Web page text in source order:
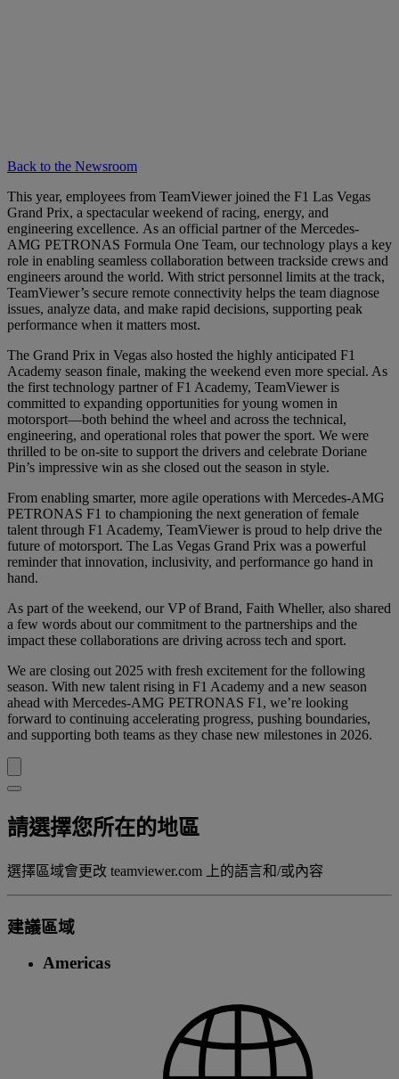
Back to the Newsroom
This year, employees from TeamViewer joined the F1 Las Vegas
Grand Prix, a spectacular weekend of racing, energy, and
engineering excellence. As an official partner of the Mercedes-
AMG PETRONAS Formula One Team, our technology plays a key
role in enabling seamless collaboration between trackside crews and
engineers around the world. With strict personnel limits at the track,
TeamViewer’s secure remote connectivity helps the team diagnose
issues, analyze data, and make rapid decisions, supporting peak
performance when it matters most.
The Grand Prix in Vegas also hosted the highly anticipated F1
Academy season finale, making the weekend even more special. As
the first technology partner of F1 Academy, TeamViewer is
committed to expanding opportunities for young women in
motorsport—both behind the wheel and across the technical,
engineering, and operational roles that power the sport. We were
thrilled to be on-site to support the drivers and celebrate Doriane
Pin’s impressive win as she closed out the season in style.
From enabling smarter, more agile operations with Mercedes-AMG
PETRONAS F1 to championing the next generation of female
talent through F1 Academy, TeamViewer is proud to help drive the
future of motorsport. The Las Vegas Grand Prix was a powerful
reminder that innovation, inclusivity, and performance go hand in
hand.
As part of the weekend, our VP of Brand, Faith Wheller, also shared
a few words about our commitment to the partnerships and the
impact these collaborations are driving across tech and sport.
We are closing out 2025 with fresh excitement for the following
season. With new talent rising in F1 Academy and a new season
ahead with Mercedes-AMG PETRONAS F1, we’re looking
forward to continuing accelerating progress, pushing boundaries,
and supporting both teams as they chase new milestones in 2026.
請選擇您所在的地區
選擇區域會更改 teamviewer.com 上的語言和/或內容
建議區域
Americas